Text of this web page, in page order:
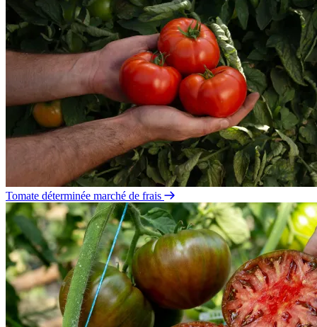
Tomate déterminée marché de frais